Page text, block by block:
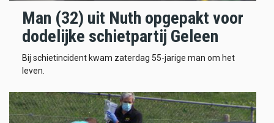
Man (32) uit Nuth opgepakt voor
dodelijke schietpartij Geleen
Bij schietincident kwam zaterdag 55-jarige man om het
leven.